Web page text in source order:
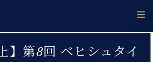
パン公式サイト
Official Site
】第8回 ベヒシュタイ